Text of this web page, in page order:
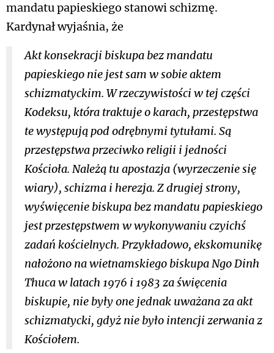
mandatu papieskiego stanowi schizmę.
Kardynał wyjaśnia, że
Akt konsekracji biskupa bez mandatu
papieskiego nie jest sam w sobie aktem
schizmatyckim. W rzeczywistości w tej części
Kodeksu, która traktuje o karach, przestępstwa
te występują pod odrębnymi tytułami. Są
przestępstwa przeciwko religii i jedności
Kościoła. Należą tu apostazja (wyrzeczenie się
wiary), schizma i herezja. Z drugiej strony,
wyświęcenie biskupa bez mandatu papieskiego
jest przestępstwem w wykonywaniu czyichś
zadań kościelnych. Przykładowo, ekskomunikę
nałożono na wietnamskiego biskupa Ngo Dinh
Thuca w latach 1976 i 1983 za święcenia
biskupie, nie były one jednak uważana za akt
schizmatycki, gdyż nie było intencji zerwania z
Kościołem.